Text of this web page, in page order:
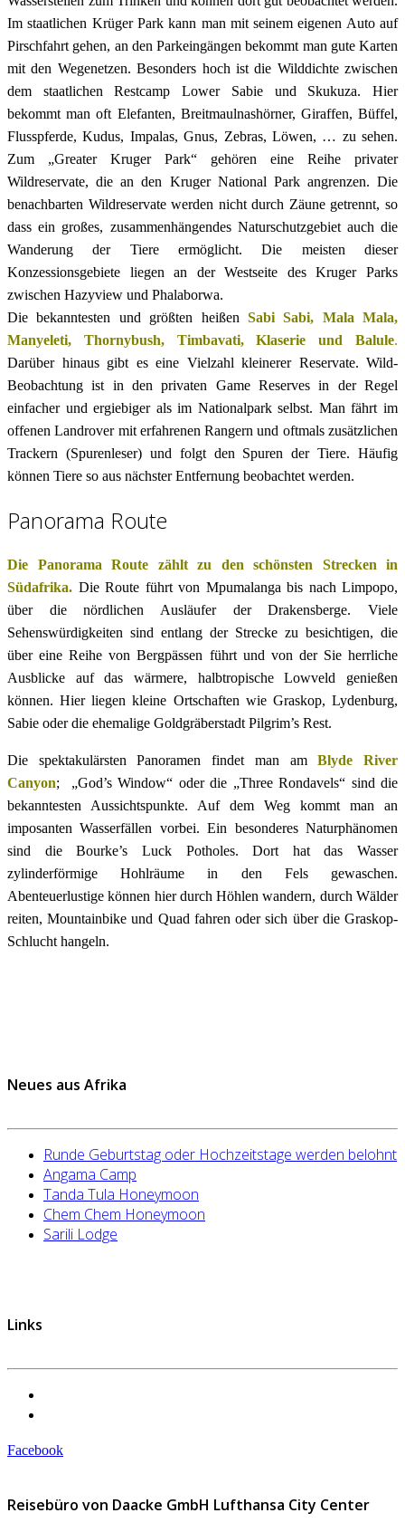
Im staatlichen Krüger Park kann man mit seinem eigenen Auto auf
Pirschfahrt gehen, an den Parkeingängen bekommt man gute Karten
mit den Wegenetzen. Besonders hoch ist die Wilddichte zwischen
dem staatlichen Restcamp Lower Sabie und Skukuza. Hier
bekommt man oft Elefanten, Breitmaulnashörner, Giraffen, Büffel,
Flusspferde, Kudus, Impalas, Gnus, Zebras, Löwen, … zu sehen.
Zum „Greater Kruger Park“ gehören eine Reihe privater
Wildreservate, die an den Kruger National Park angrenzen. Die
benachbarten Wildreservate werden nicht durch Zäune getrennt, so
dass ein großes, zusammenhängendes Naturschutzgebiet auch die
Wanderung der Tiere ermöglicht. Die meisten dieser
Konzessionsgebiete liegen an der Westseite des Kruger Parks
zwischen Hazyview und Phalaborwa.
Die bekanntesten und größten heißen Sabi Sabi, Mala Mala,
Manyeleti, Thornybush, Timbavati, Klaserie und Balule.
Darüber hinaus gibt es eine Vielzahl kleinerer Reservate. Wild-
Beobachtung ist in den privaten Game Reserves in der Regel
einfacher und ergiebiger als im Nationalpark selbst. Man fährt im
offenen Landrover mit erfahrenen Rangern und oftmals zusätzlichen
Trackern (Spurenleser) und folgt den Spuren der Tiere. Häufig
können Tiere so aus nächster Entfernung beobachtet werden.
Panorama Route
Die Panorama Route zählt zu den schönsten Strecken in
Südafrika. Die Route führt von Mpumalanga bis nach Limpopo,
über die nördlichen Ausläufer der Drakensberge. Viele
Sehenswürdigkeiten sind entlang der Strecke zu besichtigen, die
über eine Reihe von Bergpässen führt und von der Sie herrliche
Ausblicke auf das wärmere, halbtropische Lowveld genießen
können. Hier liegen kleine Ortschaften wie Graskop, Lydenburg,
Sabie oder die ehemalige Goldgräberstadt Pilgrim’s Rest.
Die spektakulärsten Panoramen findet man amBlyde River
Canyon; „God’s Window“ oder die „Three Rondavels“ sind die
bekanntesten Aussichtspunkte. Auf dem Weg kommt man an
imposanten Wasserfällen vorbei. Ein besonderes Naturphänomen
sind die Bourke’s Luck Potholes. Dort hat das Wasser
zylinderförmige Hohlräume in den Fels gewaschen.
Abenteuerlustige können hier durch Höhlen wandern, durch Wälder
reiten, Mountainbike und Quad fahren oder sich über die Graskop-
Schlucht hangeln.
Neues aus Afrika
Runde Geburtstag oder Hochzeitstage werden belohnt
Angama Camp
Tanda Tula Honeymoon
Chem Chem Honeymoon
Sarili Lodge
Links
Facebook
Reisebüro von Daacke GmbH Lufthansa City Center